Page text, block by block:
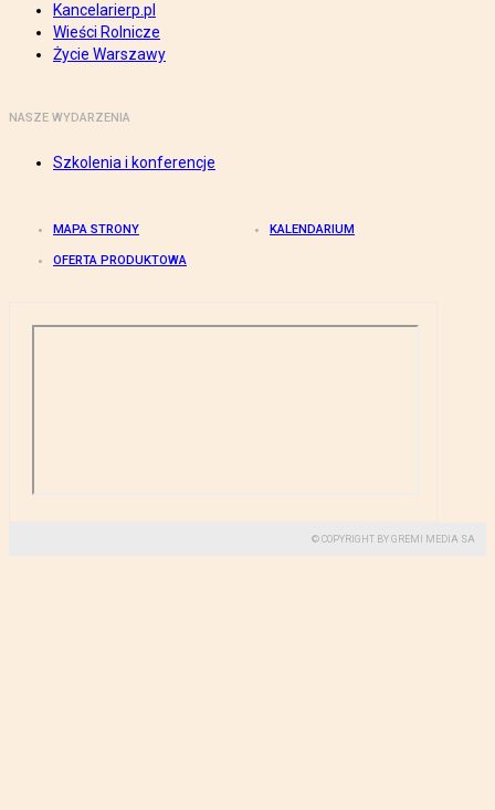
Kancelarierp.pl
Wieści Rolnicze
Życie Warszawy
NASZE WYDARZENIA
Szkolenia i konferencje
MAPA STRONY KALENDARIUM
OFERTA PRODUKTOWA
© COPYRIGHT BY GREMI MEDIA SA